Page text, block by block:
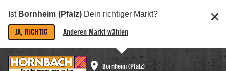
Ist Bornheim (Pfalz) Dein richtiger Markt?
JA, RICHTIG Anderen Markt wählen
Bornheim (Pfalz)